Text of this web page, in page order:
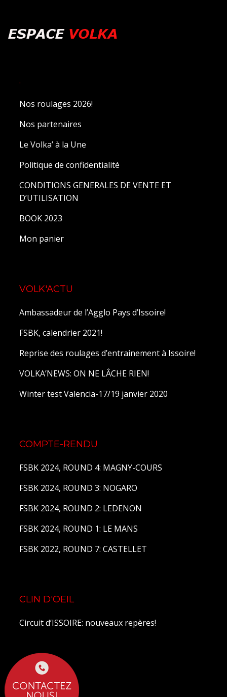
.
Nos roulages 2026!
Nos partenaires
Le Volka’ à la Une
Politique de confidentialité
CONDITIONS GENERALES DE VENTE ET
D’UTILISATION
BOOK 2023
Mon panier
VOLK'ACTU
Ambassadeur de l’Agglo Pays d’Issoire!
FSBK, calendrier 2021!
Reprise des roulages d’entrainement à Issoire!
VOLKA’NEWS: ON NE LÂCHE RIEN!
Winter test Valencia-17/19 janvier 2020
COMPTE-RENDU
FSBK 2024, ROUND 4: MAGNY-COURS
FSBK 2024, ROUND 3: NOGARO
FSBK 2024, ROUND 2: LEDENON
FSBK 2024, ROUND 1: LE MANS
FSBK 2022, ROUND 7: CASTELLET
CLIN D'OEIL
Circuit d’ISSOIRE: nouveaux repères!